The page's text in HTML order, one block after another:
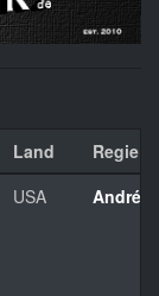
Land Regie
USA André